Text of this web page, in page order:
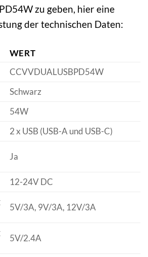
zu geben, hier eine
der technischen Daten:
WERT
CCVVDUALUSBPD54W
Schwarz
54W
2 x USB (USB-A und USB-C)
Ja
12-24V DC
5V/3A, 9V/3A, 12V/3A
5V/2.4A